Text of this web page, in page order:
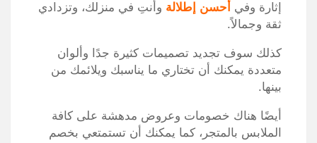
إثارة وفي أحسن إطلالة وأنتِ في منزلك، وتزدادي
ثقة وجمالاً.
كذلك سوف تجديد تصميمات كثيرة جدًا وألوان
متعددة يمكنك أن تختاري ما يناسبك ويلائمك من
بينها.
أيضًا هناك خصومات وعروض مدهشة على كافة
الملابس بالمتجر، كما يمكنك أن تستمتعي بخصم